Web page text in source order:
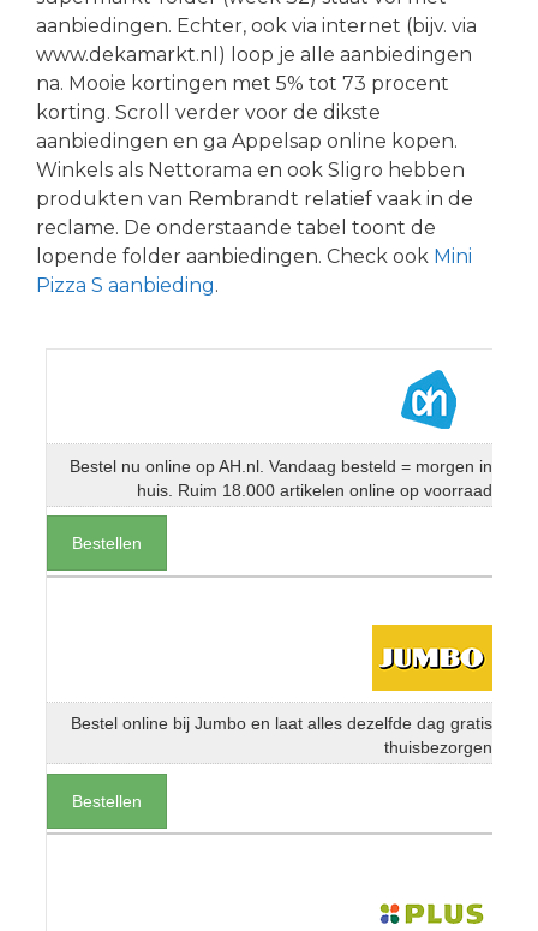
aanbiedingen. Echter, ook via internet (bijv. via
www.dekamarkt.nl) loop je alle aanbiedingen
na. Mooie kortingen met 5% tot 73 procent
korting. Scroll verder voor de dikste
aanbiedingen en ga Appelsap online kopen.
Winkels als Nettorama en ook Sligro hebben
produkten van Rembrandt relatief vaak in de
reclame. De onderstaande tabel toont de
lopende folder aanbiedingen. Check ook Mini
Pizza S aanbieding.
Bestel nu online op AH.nl. Vandaag besteld = morgen in
huis. Ruim 18.000 artikelen online op voorraad
Bestellen
Bestel online bij Jumbo en laat alles dezelfde dag gratis
thuisbezorgen
Bestellen